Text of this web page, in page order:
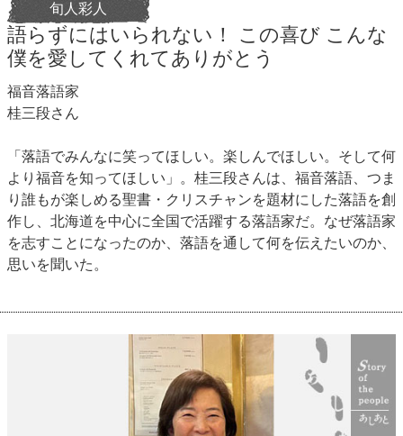
旬人彩人
語らずにはいられない！ この喜び こんな
僕を愛してくれてありがとう
福音落語家
桂三段さん
「落語でみんなに笑ってほしい。楽しんでほしい。そして何
より福音を知ってほしい」。桂三段さんは、福音落語、つま
り誰もが楽しめる聖書・クリスチャンを題材にした落語を創
作し、北海道を中心に全国で活躍する落語家だ。なぜ落語家
を志すことになったのか、落語を通して何を伝えたいのか、
思いを聞いた。